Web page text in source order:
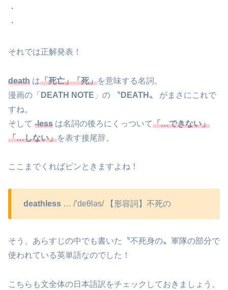
・
・
それでは正解発表！
death は「死亡」「死」を意味する名詞。
漫画の「 DEATH NOTE 」の 〝DEATH 〟 がまさにこれで
すね。
そして -less は名詞の後ろにくっついて「…できない」
「…しない」を表す接尾辞。
ここまでくればピンときますよね！
deathless … /’deθləs/ 【形容詞】不死の
そう、あらすじの中でも書いた〝不死身の〟軍隊の部分で
使われている英単語なのでした！
こちらも文全体の日本語訳をチェックしておきましょう。